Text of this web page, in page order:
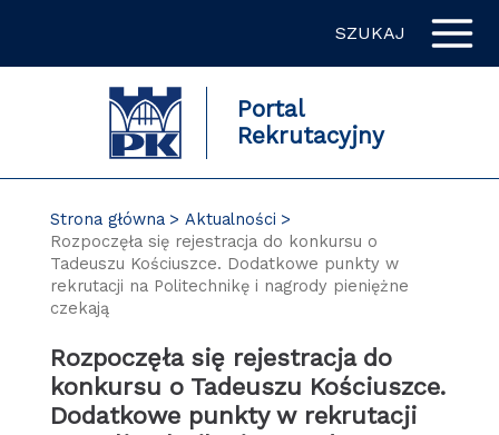
SZUKAJ
Portal
Rekrutacyjny
Strona główna
Aktualności
Rozpoczęła się rejestracja do konkursu o
Tadeuszu Kościuszce. Dodatkowe punkty w
rekrutacji na Politechnikę i nagrody pieniężne
czekają
Rozpoczęła się rejestracja do
konkursu o Tadeuszu Kościuszce.
Dodatkowe punkty w rekrutacji